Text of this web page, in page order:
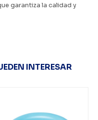
garantiza la calidad y
INTERESAR